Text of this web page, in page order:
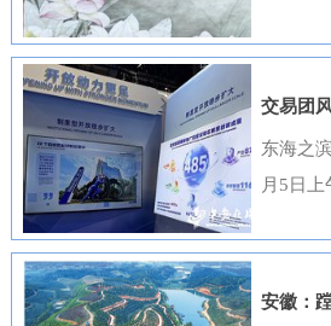
出，选
获奖数
来，邮
应、热
交易团
元素闪
东海之
月5日
在上海
创新成
安徽：